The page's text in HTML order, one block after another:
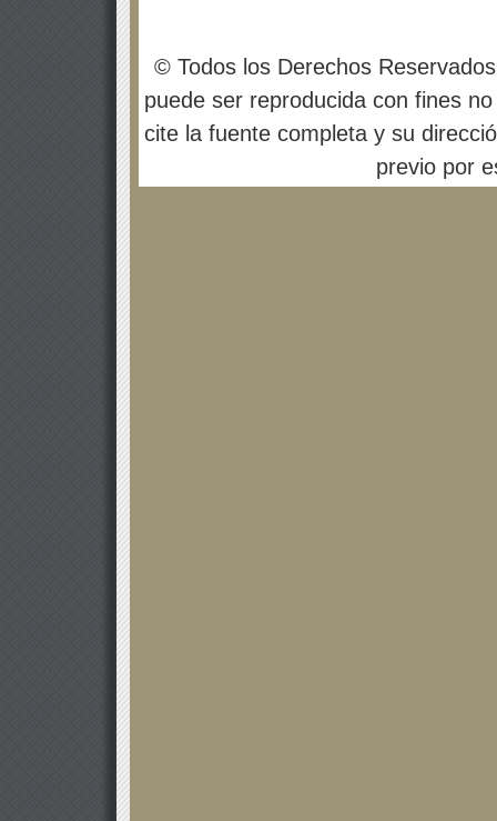
© Todos los Derechos
puede ser reproducida con fines
cite la fuente completa y su
previo por